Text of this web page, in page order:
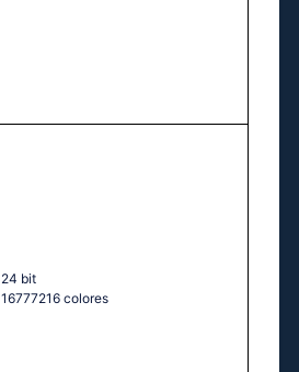
24 bit
16777216 colores